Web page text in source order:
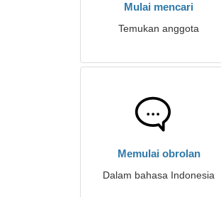
Mulai mencari
Temukan anggota
Memulai obrolan
Dalam bahasa Indonesia